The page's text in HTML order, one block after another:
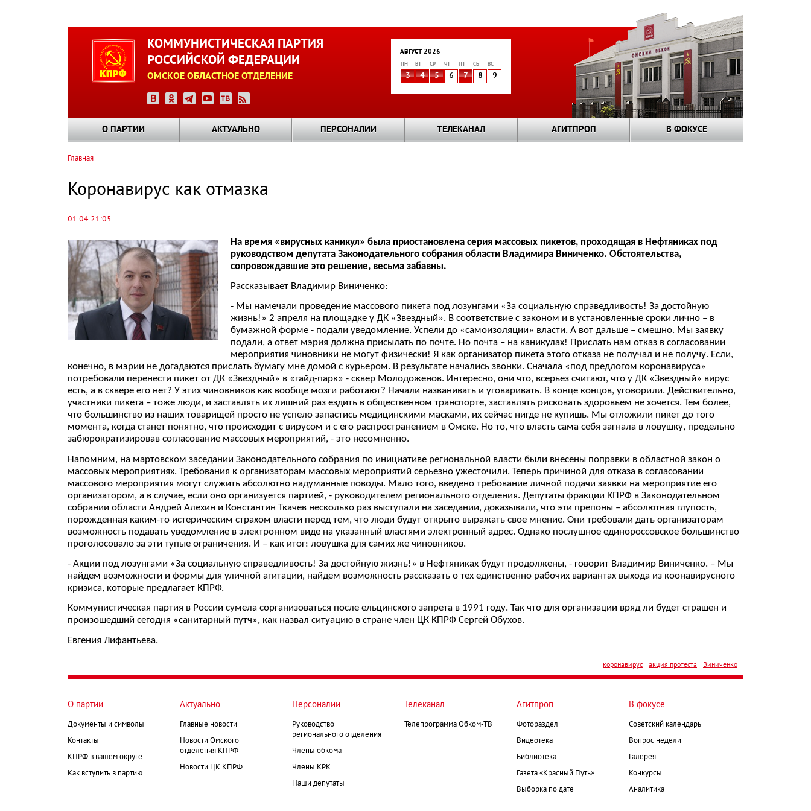
КОММУНИСТИЧЕСКАЯ ПАРТИЯ
РОССИЙСКОЙ ФЕДЕРАЦИИ
ОМСКОЕ ОБЛАСТНОЕ ОТДЕЛЕНИЕ
АВГУСТ 2026
ПН ВТ СР ЧТ СБ ВС
3 4 5 6 7 8 9
О ПАРТИИ АКТУАЛЬНО ПЕРСОНАЛИИ ТЕЛЕКАНАЛ АГИТПРОП В ФОКУСЕ
навигации
Главная
Коронавирус как отмазка
01.04 21:05
На время «вирусных каникул» была приостановлена серия массовых пикетов, проходящая в Нефтяниках под
руководством депутата Законодательного собрания области Владимира Виниченко. Обстоятельства,
сопровождавшие это решение, весьма забавны.
Рассказывает Владимир Виниченко:
- Мы намечали проведение массового пикета под лозунгами «За социальную справедливость! За достойную
жизнь!» 2 апреля на площадке у ДК «Звездный». В соответствие с законом и в установленные сроки лично – в
бумажной форме - подали уведомление. Успели до «самоизоляции» власти. А вот дальше – смешно. Мы заявку
подали, а ответ мэрия должна присылать по почте. Но почта – на каникулах! Прислать нам отказ в согласовании
мероприятия чиновники не могут физически! Я как организатор пикета этого отказа не получал и не получу. Если,
конечно, в мэрии не догадаются прислать бумагу мне домой с курьером. В результате начались звонки. Сначала «под предлогом коронавируса»
потребовали перенести пикет от ДК «Звездный» в «гайд-парк» - сквер Молодоженов. Интересно, они что, всерьез считают, что у ДК «Звездный» вирус
есть, а в сквере его нет? У этих чиновников как вообще мозги работают? Начали названивать и уговаривать. В конце концов, уговорили. Действительно,
участники пикета – тоже люди, и заставлять их лишний раз ездить в общественном транспорте, заставлять рисковать здоровьем не хочется. Тем более,
что большинство из наших товарищей просто не успело запастись медицинскими масками, их сейчас нигде не купишь. Мы отложили пикет до того
момента, когда станет понятно, что происходит с вирусом и с его распространением в Омске. Но то, что власть сама себя загнала в ловушку, предельно
забюрократизировав согласование массовых мероприятий, - это несомненно.
Напомним, на мартовском заседании Законодательного собрания по инициативе региональной власти были внесены поправки в областной закон о
массовых мероприятиях. Требования к организаторам массовых мероприятий серьезно ужесточили. Теперь причиной для отказа в согласовании
массового мероприятия могут служить абсолютно надуманные поводы. Мало того, введено требование личной подачи заявки на мероприятие его
организатором, а в случае, если оно организуется партией, - руководителем регионального отделения. Депутаты фракции КПРФ в Законодательном
собрании области Андрей Алехин и Константин Ткачев несколько раз выступали на заседании, доказывали, что эти препоны – абсолютная глупость,
порожденная каким-то истерическим страхом власти перед тем, что люди будут открыто выражать свое мнение. Они требовали дать организаторам
возможность подавать уведомление в электронном виде на указанный властями электронный адрес. Однако послушное единороссовское большинство
проголосовало за эти тупые ограничения. И – как итог: ловушка для самих же чиновников.
- Акции под лозунгами «За социальную справедливость! За достойную жизнь!» в Нефтяниках будут продолжены, - говорит Владимир Виниченко. – Мы
найдем возможности и формы для уличной агитации, найдем возможность рассказать о тех единственно рабочих вариантах выхода из коонавирусного
кризиса, которые предлагает КПРФ.
Коммунистическая партия в России сумела сорганизоваться после ельцинского запрета в 1991 году. Так что для организации вряд ли будет страшен и
произошедший сегодня «санитарный путч», как назвал ситуацию в стране член ЦК КПРФ Сергей Обухов.
Евгения Лифантьева.
Виниченко
акция протеста
коронавирус
О партии
Документы и символы
Контакты
КПРФ в вашем округе
Как вступить в партию
Актуально
Главные новости
Новости Омского
отделения КПРФ
Новости ЦК КПРФ
Персоналии
Руководство
регионального отделения
Члены обкома
Члены КРК
Наши депутаты
Телеканал
Телепрограмма Обком-ТВ
Агитпроп
Фотораздел
Видеотека
Библиотека
Газета «Красный Путь»
Выборка по дате
В фокусе
Советский календарь
Вопрос недели
Галерея
Конкурсы
Аналитика